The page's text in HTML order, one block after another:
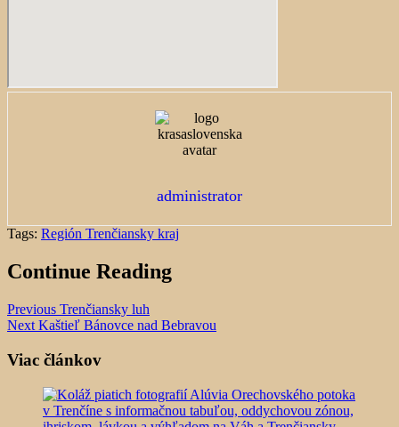
administrator
Tags: Región Trenčiansky kraj
Continue Reading
Previous Trenčiansky luh
Next Kaštieľ Bánovce nad Bebravou
Viac článkov